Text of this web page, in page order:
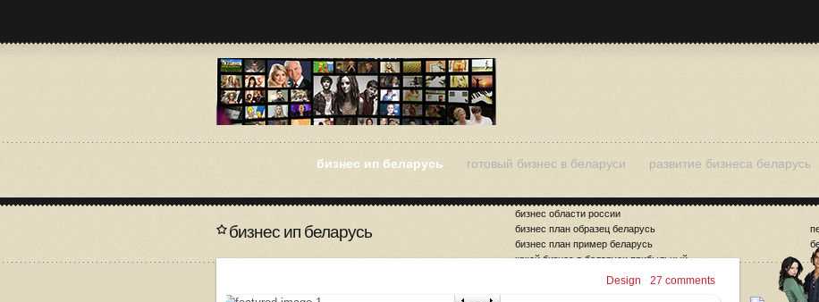
бизнес ип беларусь
бизнес области россии
бизнес план образец беларусь
бизнес план пример беларусь
какой бизнес в беларуси прибыльный
малый и средний бизнес липецкой области
готовый бизнес в беларуси развитие бизнеса беларусь
бизнес ип беларусь
Design 27 comments